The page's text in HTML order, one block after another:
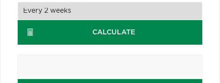
CALCULATE